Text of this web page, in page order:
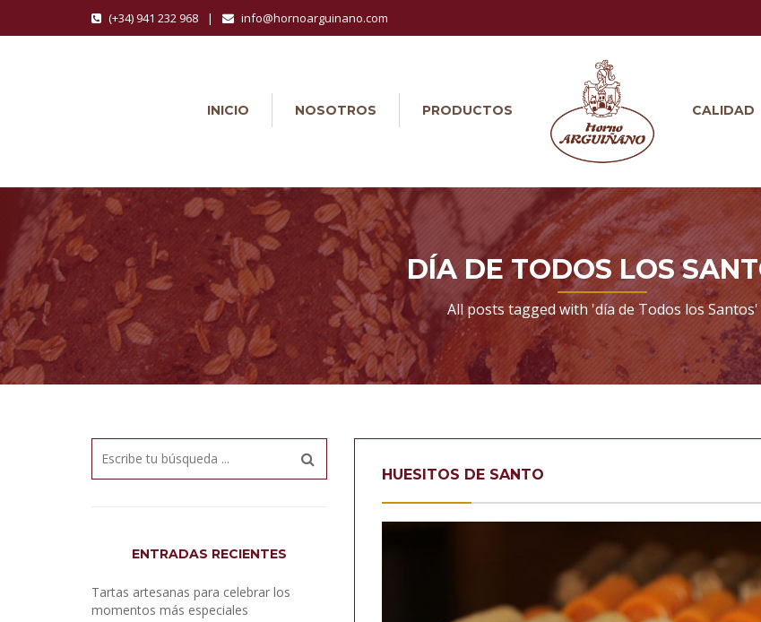
(+34) 941 232 968 | info@hornoarguinano.com
INICIO NOSOTROS PRODUCTOS CALIDAD
DÍA DE TODOS LOS
All posts tagged with 'día de Todos los Santos'
HUESITOS DE SANTO
ENTRADAS RECIENTES
Tartas artesanas para celebrar los
momentos más especiales